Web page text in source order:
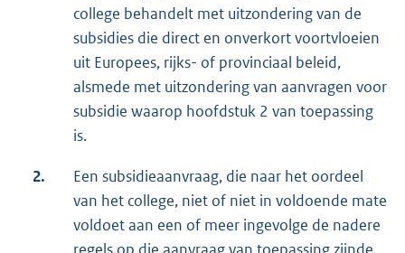
college behandelt met uitzondering van de
subsidies die direct en onverkort voortvloeien
uit Europees, rijks- of provinciaal beleid,
alsmede met uitzondering van aanvragen voor
subsidie waarop hoofdstuk 2 van toepassing
is.
2.
Een subsidieaanvraag, die naar het oordeel
van het college, niet of niet in voldoende mate
voldoet aan een of meer ingevolge de nadere